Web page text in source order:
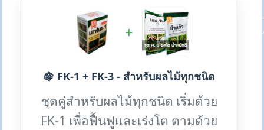
+
🍇 FK-1 + FK-3 - สำหรับผลไม้ทุกชนิด
ชุดคู่สำหรับผลไม้ทุกชนิด เริ่มด้วย
FK-1 เพื่อฟื้นฟูและเร่งโต ตามด้วย